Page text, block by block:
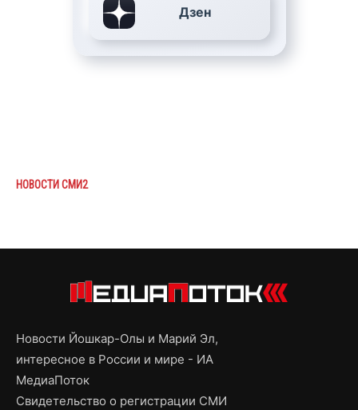
Дзен
НОВОСТИ СМИ2
Новости Йошкар-Олы и Марий Эл,
интересное в России и мире - ИА
МедиаПоток
Свидетельство о регистрации СМИ